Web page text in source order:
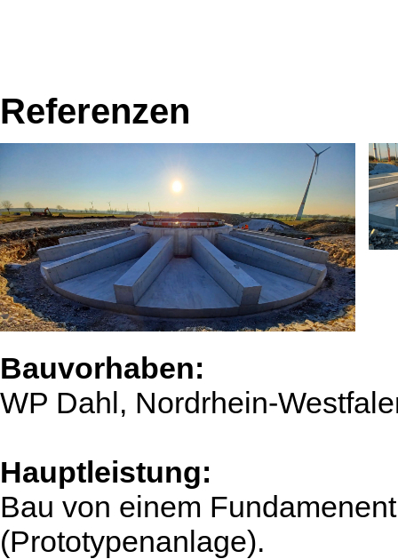
Referenzen
Bauvorhaben:
WP Dahl, Nordrhein-
Hauptleistung:
Bau von einem
(Prototypenanlage).